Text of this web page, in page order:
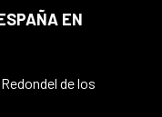
EN
de los